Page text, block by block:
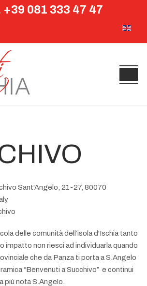
+39 081 333 47 47
Sant'Angelo, 21-27, 80070
delle comunità dell’isola d'Ischia tanto
impatto non riesci ad individuarla quando
che da Panza ti porta a S.Angelo
“Benvenuti a Succhivo” e continui
più nota S.Angelo.